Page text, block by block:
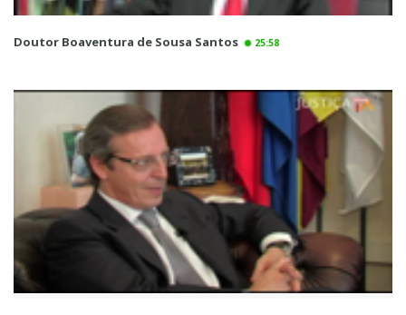
Doutor Boaventura de Sousa Santos 25:58